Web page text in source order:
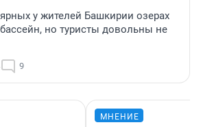
у жителей Башкирии озерах
но туристы довольны не
9
МНЕНИЕ